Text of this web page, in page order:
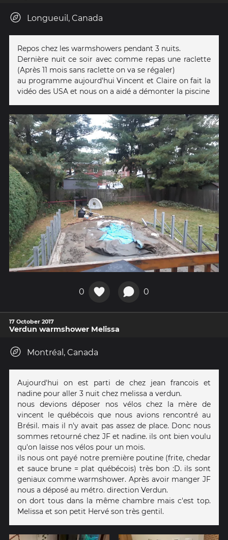
Longueuil, Canada
Repos chez les warmshowers pendant 3 nuits.
Dernière nuit ce soir avec comme repas une raclette
(Après 11 mois sans raclette on va se régaler)
au programme aujourd'hui Vincent et Claire on fait la
vidéo des USA et nous on a aidé a démonter la piscine
0 0
17 October 2017
Verdun warmshower Melissa
Montréal, Canada
Aujourd'hui on est parti de chez jean francois et
nadine pour aller 3 nuit chez melissa a verdun.
nous devions déposer nos vélos chez la mère de
vincent le québécois que nous avions rencontré au
Brésil. mais il n'y avait pas assez de place. Donc nous
sommes retourné chez JF et nadine. ils ont bien voulu
qu'on laisse nos vélos pour un mois.
ils nous ont payé notre première poutine (frite, chedar
et sauce brune = plat québécois) très bon :D. ils sont
geniaux comme warmshower. Après avoir manger JF
nous a déposé au métro. direction Verdun.
on dort tous dans la même chambre mais c'est top.
Melissa et son petit Hervé son très gentil.